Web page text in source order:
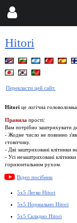
Hitori
Перекласти цей сайт.
Hitori це логічна
Правила прості:
Вам потрібно заштрихувати
- Жодне число не повинно
стовпчику.
- Дві заштриховані клітинки
- Усі незаштриховані
горизонтальним рухом.
Відео посібник
5x5 Легко Hitori
5x5 Нормально Hitori
5x5 Складно Hitori